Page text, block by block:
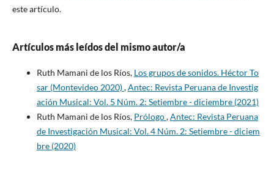
este artículo.
Artículos más leídos del mismo autor/a
Ruth Mamani de los Ríos, Los grupos de sonidos. Héctor To
sar (Montevideo 2020),Antec: Revista Peruana de Investig
ación Musical: Vol. 5 Núm. 2: Setiembre - diciembre (2021)
Ruth Mamani de los Ríos, Prólogo,Antec: Revista Peruana
de Investigación Musical: Vol. 4 Núm. 2: Setiembre - diciem
bre (2020)